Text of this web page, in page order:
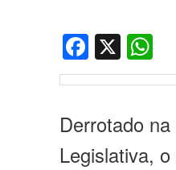
X
Derrotado
Legislativa,